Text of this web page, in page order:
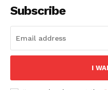
Subscribe
I